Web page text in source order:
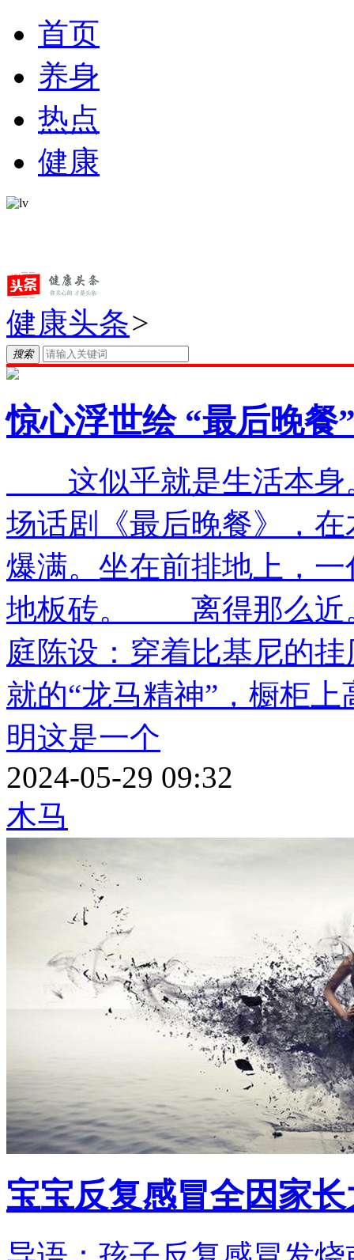
首页
养身
热点
健康
健康头条>
搜索
惊心浮世绘 “最后晚餐
这似乎就是生活本
场话剧《最后晚餐》，
爆满。坐在前排地上，
地板砖。 离得那么近
庭陈设：穿着比基尼的
就的“龙马精神”，橱柜
明这是一个
2024-05-29 09:32
木马
宝宝反复感冒全因家